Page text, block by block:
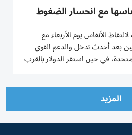
مع انحسار الضغوط
الأنفاس يوم الأربعاء مع
بعد أحدث تدخل والدعم القوي
في حين استقر الدولار بالقرب
المزيد